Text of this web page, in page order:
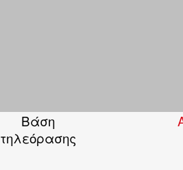
Βάση
τηλεόρασης